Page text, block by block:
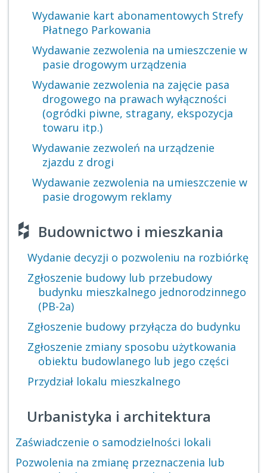
Wydawanie kart abonamentowych Strefy
Płatnego Parkowania
Wydawanie zezwolenia na umieszczenie w
pasie drogowym urządzenia
Wydawanie zezwolenia na zajęcie pasa
drogowego na prawach wyłączności
(ogródki piwne, stragany, ekspozycja
towaru itp.)
Wydawanie zezwoleń na urządzenie
zjazdu z drogi
Wydawanie zezwolenia na umieszczenie w
pasie drogowym reklamy
Budownictwo i mieszkania
Wydanie decyzji o pozwoleniu na rozbiórkę
Zgłoszenie budowy lub przebudowy
budynku mieszkalnego jednorodzinnego
(PB-2a)
Zgłoszenie budowy przyłącza do budynku
Zgłoszenie zmiany sposobu użytkowania
obiektu budowlanego lub jego części
Przydział lokalu mieszkalnego
Urbanistyka i architektura
Zaświadczenie o samodzielności lokali
Pozwolenia na zmianę przeznaczenia lub